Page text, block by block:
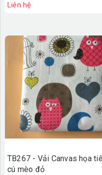
Liên hệ
TB267 - Vải Canvas họa
cú mèo đỏ